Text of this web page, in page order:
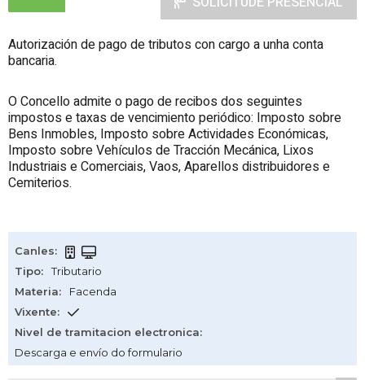
Autorización de pago de tributos con cargo a unha conta
bancaria.
O Concello admite o pago de recibos dos seguintes
impostos e taxas de vencimiento periódico: Imposto sobre
Bens Inmobles, Imposto sobre Actividades Económicas,
Imposto sobre Vehículos de Tracción Mecánica, Lixos
Industriais e Comerciais, Vaos, Aparellos distribuidores e
Cemiterios.
Canles:
Tipo:
Tributario
Materia:
Facenda
Vixente:
Nivel de tramitacion electronica:
Descarga e envío do formulario